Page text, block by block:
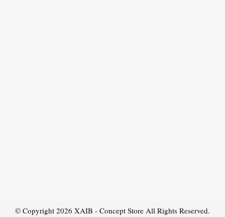
© Copyright 2026 XAIB - Concept Store All Rights Reserved.